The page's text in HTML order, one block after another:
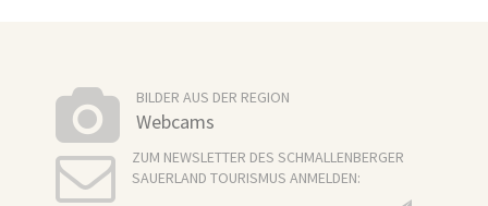
BILDER AUS DER REGION
Webcams
ZUM NEWSLETTER DES SCHMALLENBERGER
SAUERLAND TOURISMUS ANMELDEN: